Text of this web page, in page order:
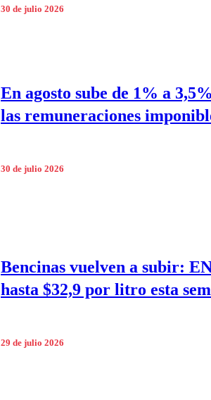
30 de julio 2026
En agosto sube de 1% a
las remuneraciones
30 de julio 2026
Bencinas vuelven a subir:
hasta $32,9 por litro esta
29 de julio 2026